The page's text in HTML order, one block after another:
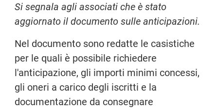
Si segnala agli associati che è stato
aggiornato il documento sulle anticipazioni.
Nel documento sono redatte le casistiche
per le quali è possibile richiedere
l'anticipazione, gli importi minimi concessi,
gli oneri a carico degli iscritti e la
documentazione da consegnare